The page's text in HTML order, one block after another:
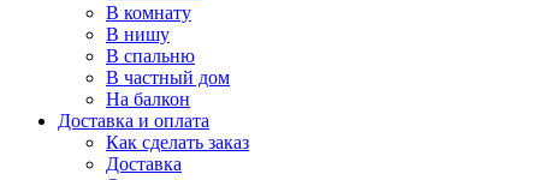
В комнату
В нишу
В спальню
В частный дом
На балкон
Доставка и оплата
Как сделать заказ
Доставка